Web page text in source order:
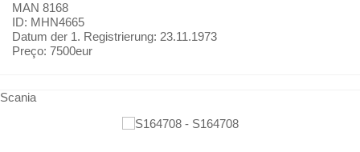
MAN 8168
ID: MHN4665
Datum der 1. Registrierung: 23.11.1973
Preço: 7500eur
Scania